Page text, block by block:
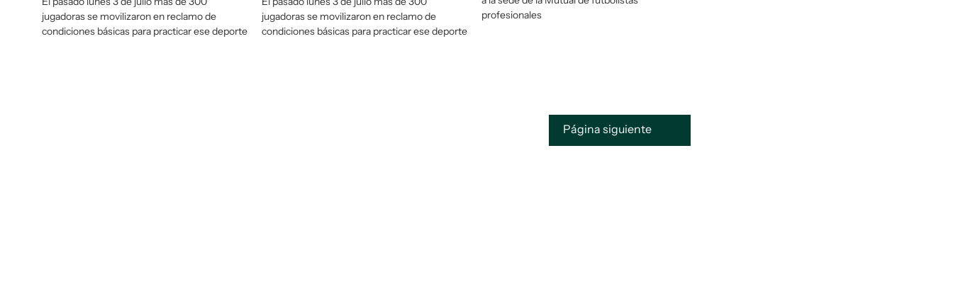
jugadoras se movilizaron en reclamo de
condiciones básicas para practicar ese deporte
jugadoras se movilizaron en reclamo de
condiciones básicas para practicar ese deporte
profesionales
Página siguiente